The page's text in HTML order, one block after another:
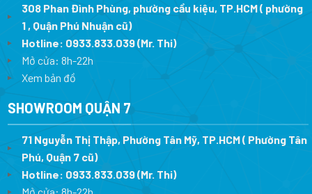
khô và
thổi
khôtiện
lợi.
ƯU
ĐIỂM
BẬT
CỦA
PHILIPS
SDR601-
UA0
308 Phan Đình Phùng, phường cầu kiệu, TP.HCM ( phường
1 , Quận Phú Nhuận cũ)
Hotline: 0933.833.039(Mr. Thi)
Mở cửa: 8h-22h
Xem bản đồ
SHOWROOM QUẬN 7
71 Nguyễn Thị Thập, Phường Tân Mỹ, TP.HCM ( Phường Tân
Phú, Quận 7 cũ)
Hotline: 0933.833.039(Mr. Thi)